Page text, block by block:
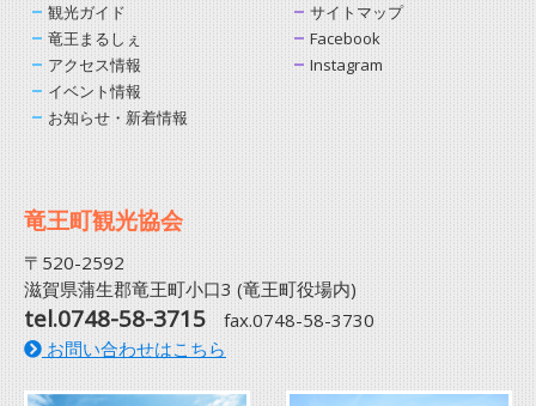
観光ガイド
竜王まるしぇ
アクセス情報
イベント情報
お知らせ・新着情報
サイトマップ
Facebook
Instagram
竜王町観光協会
〒520-2592
滋賀県蒲生郡竜王町小口3 (竜王町役場内)
tel.0748-58-3715 fax.0748-58-3730
お問い合わせはこちら